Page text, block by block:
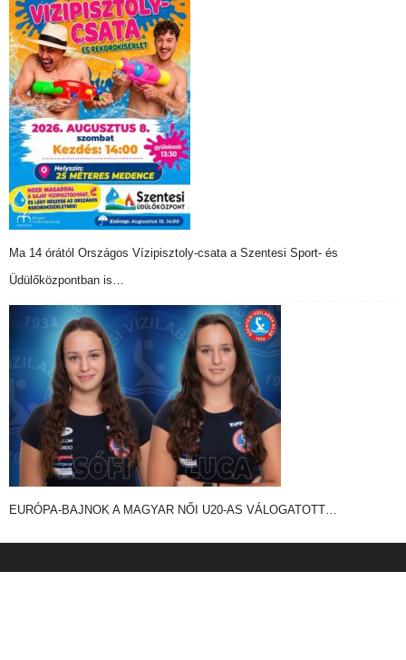
Ma 14 órától Országos Vízipisztoly-csata a Szentesi Sport- és
Üdülőközpontban is…
EURÓPA-BAJNOK A MAGYAR NŐI U20-AS VÁLOGATOTT…